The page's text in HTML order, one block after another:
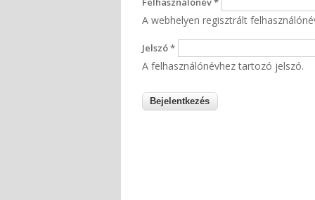
A webhelyen regisztrált
Jelszó*
A felhasználónévhez tartozó jelszó.